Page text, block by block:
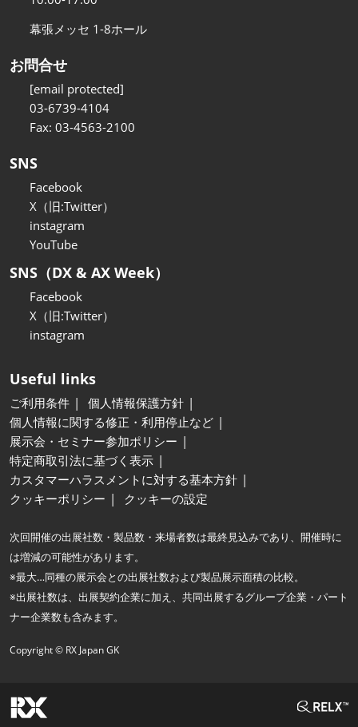
幕張メッセ 1-8ホール
お問合せ
[email protected]
03-6739-4104
Fax: 03-4563-2100
SNS
Facebook
X（旧:Twitter）
instagram
YouTube
SNS（DX & AX Week）
Facebook
X（旧:Twitter）
instagram
Useful links
ご利用条件
個人情報保護方針
個人情報に関する修正・利用停止など
展示会・セミナー参加ポリシー
特定商取引法に基づく表示
カスタマーハラスメントに対する基本方針
クッキーポリシー
クッキーの設定
次回開催の出展社数・製品数・来場者数は最終見込みであり、開催時に
は増減の可能性があります。
※最大…同種の展示会との出展社数および製品展示面積の比較。
※出展社数は、出展契約企業に加え、共同出展するグループ企業・パート
ナー企業数も含みます。
Copyright © RX Japan GK